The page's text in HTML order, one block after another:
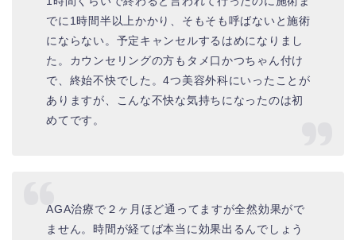
でに1時間半以上かかり、そもそも呼ばないと施術
にならない。予定キャンセルするはめになりまし
た。カウンセリングの方もタメ口かつちゃん付け
で、終始不快でした。4つ美容外科にいったことが
ありますが、こんな不快な気持ちになったのは初
めてです。
AGA治療で２ヶ月ほど通ってますが全然効果がで
ません。時間が経てば本当に効果出るんでしょう